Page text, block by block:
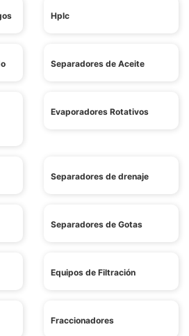
Hplc
Separadores de Aceite
Evaporadores Rotativos
Separadores de drenaje
Separadores de Gotas
Equipos de Filtración
Fraccionadores